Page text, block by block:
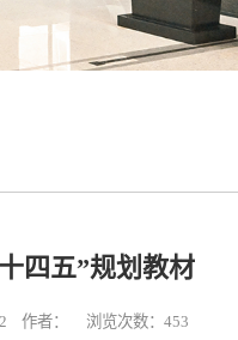
四五”规划教材
作者： 浏览次数：453